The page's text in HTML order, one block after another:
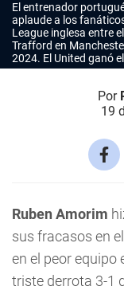
El entrenador
aplaude a los
League inglesa entre
Trafford en
2024. El United ganó
Por
19
Ruben Amorim
sus fracasos en el
en el peor equipo
triste derrota 3-1